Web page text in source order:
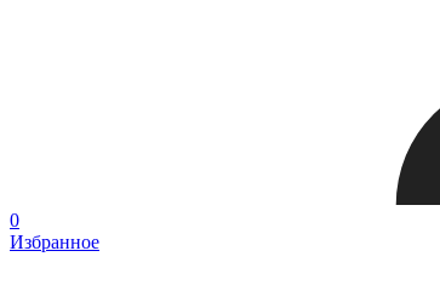
0
Избранное